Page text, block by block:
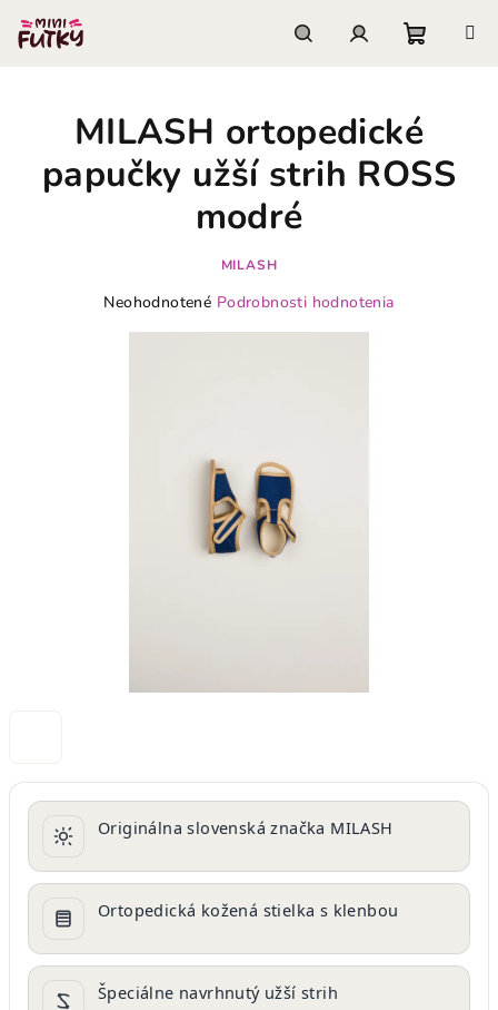
obsah
košík
Originálna slovenská značka MILASH
Ortopedická kožená stielka s klenbou
Špeciálne navrhnutý užší strih
MILASH ortopedické
papučky užší strih ROSS
modré
MILASH
Priemerné
Neohodnotené Podrobnosti hodnotenia